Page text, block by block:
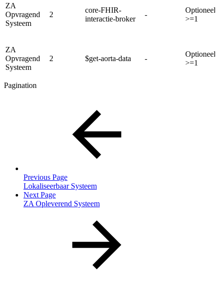
ZA
Opvragend
Systeem
2
core-FHIR-
interactie-broker
-
Optioneel
>=1
ZA
Opvragend
Systeem
2 $get-aorta-data -
Optioneel
>=1
Pagination
Previous Page
Lokaliseerbaar Systeem
Next Page
ZA Opleverend Systeem